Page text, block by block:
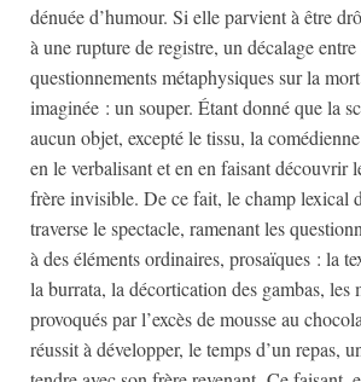
dénuée d’humour. Si elle parvient à être
à une rupture de registre, un décalage entre
questionnements métaphysiques sur la
imaginée : un souper. Étant donné que la
aucun objet, excepté le tissu, la
en le verbalisant et en en faisant découvrir
frère invisible. De ce fait, le champ lexical
traverse le spectacle, ramenant les
à des éléments ordinaires, prosaïques : la
la burrata, la décortication des gambas, les
provoqués par l’excès de mousse au
réussit à développer, le temps d’un repas,